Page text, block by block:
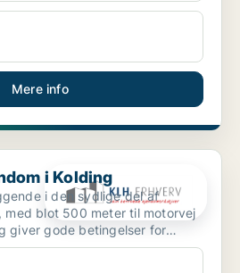
Mere info
i Kolding
i den sydlige del af
med blot 500 meter til motorvej
giver gode betingelser for